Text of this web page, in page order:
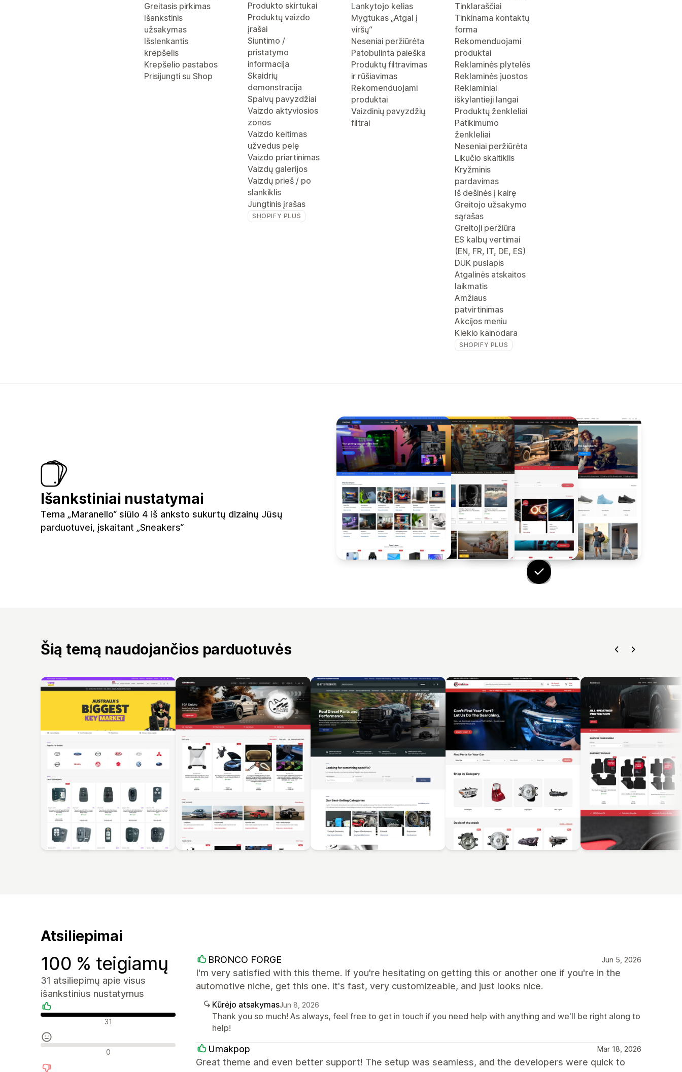
Greitasis pirkimas
Išankstinis
užsakymas
Išslenkantis
krepšelis
Krepšelio pastabos
Prisijungti su Shop
Produkto skirtukai
Produktų vaizdo
įrašai
Siuntimo /
pristatymo
informacija
Skaidrių
demonstracija
Spalvų pavyzdžiai
Vaizdo aktyviosios
zonos
Vaizdo keitimas
užvedus pelę
Vaizdo priartinimas
Vaizdų galerijos
Vaizdų prieš / po
slankiklis
Jungtinis įrašas
SHOPIFY PLUS
Lankytojo kelias
Mygtukas „Atgal į
viršų“
Neseniai peržiūrėta
Patobulinta paieška
Produktų filtravimas
ir rūšiavimas
Rekomenduojami
produktai
Vaizdinių pavyzdžių
filtrai
Tinklaraščiai
Tinkinama kontaktų
forma
Rekomenduojami
produktai
Reklaminės plytelės
Reklaminės juostos
Reklaminiai
iškylantieji langai
Produktų ženkleliai
Patikimumo
ženkleliai
Neseniai peržiūrėta
Likučio skaitiklis
Kryžminis
pardavimas
Iš dešinės į kairę
Greitojo užsakymo
sąrašas
Greitoji peržiūra
ES kalbų vertimai
(EN, FR, IT, DE, ES)
DUK puslapis
Atgalinės atskaitos
laikmatis
Amžiaus
patvirtinimas
Akcijos meniu
Kiekio kainodara
SHOPIFY PLUS
Išankstiniai nustatymai
Tema „Maranello“ siūlo 4 iš anksto sukurtų dizainų Jūsų
parduotuvei, įskaitant „Sneakers“
Šią temą naudojančios parduotuvės
Atsiliepimai
100 % teigiamų
31 atsiliepimų apie visus
išankstinius nustatymus
Teigiami atsiliepimai
31
Neutralūs atsiliepimai
0
BRONCO FORGE Jun 5, 2026
I'm very satisfied with this theme. If you're hesitating on getting this or another one if you're in the
automotive niche, get this one. It's fast, very customizeable, and just looks nice.
Kūrėjo atsakymasJun 8, 2026
Thank you so much! As always, feel free to get in touch if you need help with anything and we'll be right along to
help!
Umakpop Mar 18, 2026
Great theme and even better support! The setup was seamless, and the developers were quick to